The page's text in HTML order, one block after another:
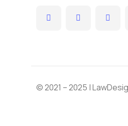
© 2021 – 2025 |